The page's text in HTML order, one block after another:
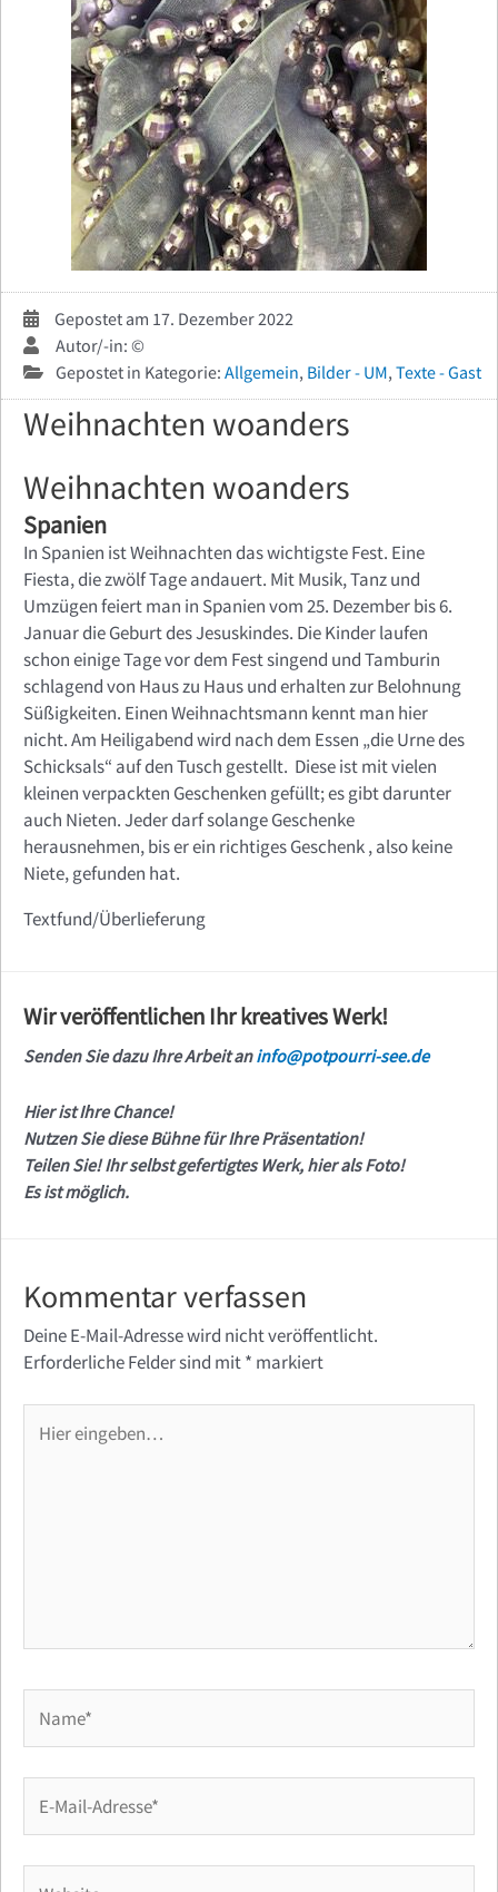
Gepostet am 17. Dezember 2022
Autor/-in: ©
Gepostet in Kategorie: Allgemein, Bilder - UM,Texte - Gast
Weihnachten woanders
Weihnachten woanders
Spanien
In Spanien ist Weihnachten das wichtigste Fest. Eine
Fiesta, die zwölf Tage andauert. Mit Musik, Tanz und
Umzügen feiert man in Spanien vom 25. Dezember bis 6.
Januar die Geburt des Jesuskindes. Die Kinder laufen
schon einige Tage vor dem Fest singend und Tamburin
schlagend von Haus zu Haus und erhalten zur Belohnung
Süßigkeiten. Einen Weihnachtsmann kennt man hier
nicht. Am Heiligabend wird nach dem Essen „die Urne des
Schicksals“ auf den Tusch gestellt. Diese ist mit vielen
kleinen verpackten Geschenken gefüllt; es gibt darunter
auch Nieten. Jeder darf solange Geschenke
herausnehmen, bis er ein richtiges Geschenk , also keine
Niete, gefunden hat.
Textfund/Überlieferung
Wir veröffentlichen Ihr kreatives Werk!
Senden Sie dazu Ihre Arbeit aninfo@potpourri-see.de
Hier ist Ihre Chance!
Nutzen Sie diese Bühne für Ihre Präsentation!
Teilen Sie! Ihr selbst gefertigtes Werk, hier als Foto!
Es ist möglich.
Kommentar verfassen
Deine E-Mail-Adresse wird nicht veröffentlicht.
Erforderliche Felder sind mit* markiert
eingeben…
Mail-
Adresse*